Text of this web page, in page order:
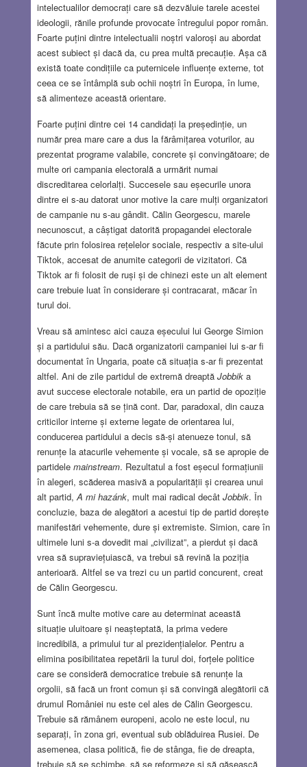
intelectualilor democrați care să dezvăluie tarele acestei
ideologii, rănile profunde provocate întregului popor român.
Foarte puțini dintre intelectualii noștri valoroși au abordat
acest subiect și dacă da, cu prea multă precauție. Așa că
există toate condițiile ca puternicele influențe externe, tot
ceea ce se întâmplă sub ochii noștri în Europa, în lume,
să alimenteze această orientare.
Foarte puțini dintre cei 14 candidați la președinție, un
număr prea mare care a dus la fărâmițarea voturilor, au
prezentat programe valabile, concrete și convingătoare; de
multe ori campania electorală a urmărit numai
discreditarea celorlalți. Succesele sau eșecurile unora
dintre ei s-au datorat unor motive la care mulți organizatori
de campanie nu s-au gândit. Călin Georgescu, marele
necunoscut, a câștigat datorită propagandei electorale
făcute prin folosirea rețelelor sociale, respectiv a site-ului
Tiktok, accesat de anumite categorii de vizitatori. Că
Tiktok ar fi folosit de ruși și de chinezi este un alt element
care trebuie luat în considerare și contracarat, măcar în
turul doi.
Vreau să amintesc aici cauza eșecului lui George Simion
și a partidului său. Dacă organizatorii campaniei lui s-ar fi
documentat în Ungaria, poate că situația s-ar fi prezentat
altfel. Ani de zile partidul de extremă dreaptă Jobbika
avut succese electorale notabile, era un partid de opoziție
de care trebuia să se țină cont. Dar, paradoxal, din cauza
criticilor interne și externe legate de orientarea lui,
conducerea partidului a decis să-și atenueze tonul, să
renunțe la atacurile vehemente și vocale, să se apropie de
partidele mainstream. Rezultatul a fost eșecul formațiunii
în alegeri, scăderea masivă a popularității și crearea unui
alt partid,A mi hazánk, mult mai radical decât Jobbik. În
concluzie, baza de alegători a acestui tip de partid dorește
manifestări vehemente, dure și extremiste. Simion, care în
ultimele luni s-a dovedit mai „civilizat”, a pierdut și dacă
vrea să supraviețuiască, va trebui să revină la poziția
anterioară. Altfel se va trezi cu un partid concurent, creat
de Călin Georgescu.
Sunt încă multe motive care au determinat această
situație uluitoare și neașteptată, la prima vedere
incredibilă, a primului tur al prezidențialelor. Pentru a
elimina posibilitatea repetării la turul doi, forțele politice
care se consideră democratice trebuie să renunțe la
orgolii, să facă un front comun și să convingă alegătorii că
drumul României nu este cel ales de Călin Georgescu.
Trebuie să rămânem europeni, acolo ne este locul, nu
separați, în zona gri, eventual sub oblăduirea Rusiei. De
asemenea, clasa politică, fie de stânga, fie de dreapta,
trebuie să se schimbe, să se reformeze și să găsească